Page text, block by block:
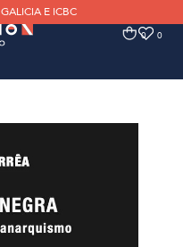
E ICBC
0 0